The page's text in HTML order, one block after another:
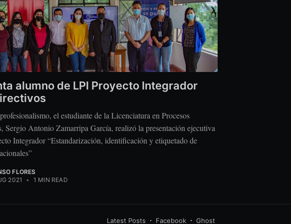
alumno de LPI Proyecto Integrador
el estudiante de la Licenciatura en Procesos
Sergio Antonio Zamarripa García, realizó la presentación ejecutiva
Integrador “Estandarización, identificación y etiquetado de
FLORES
2021
• 1 MIN READ
Latest Posts Facebook Ghost